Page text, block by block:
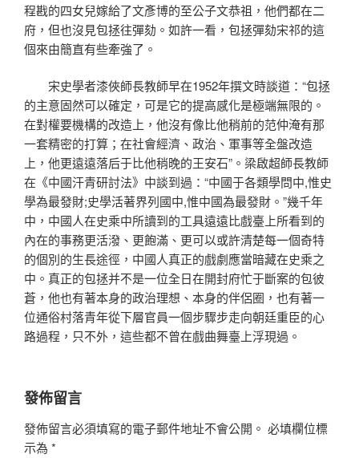
程戡的四女兒嫁給了文彥博的至公子文恭祖，他們都在二
府，但也沒見包拯往彈劾。如許一看，包拯彈劾宋祁的這
個來由簡直有些牽強了。
宋史學者漆俠師長教師早在1952年撰文時談道：“包拯
的主意固然可以確定，可是它的提高感化是極端無限的。
在對權要機構的改造上，他沒有像比他稍前的范仲淹有那
一套精密的打算；在社會經濟、政治、軍事等全盤改造
上，他更遠遠落后于比他稍晚的王安石”。梁啟超師長教師
在《中國汗青研討法》中談到過：“中國于各類學問中,惟史
學為最發財;史學活著界列國中,惟中國為最發財。”幾千年
中，中國人在史乘中所讀到的工具遠遠比戲臺上所看到的
內在的事務更活潑、更飽滿、更可以或許清楚每一個奇特
的個別的生長途徑，中國人真正的戲劇應當暗藏在史乘之
中。真正的包拯并不是一位全日在開封府忙于斷案的包彼
蒼，他也有著本身的政治理想、本身的伴侶圈，也有著一
位通俗村落青年從下層官員一個步驟步走向朝廷重臣的心
路過程，只不外，這些都不曾在戲曲舞臺上浮現過。
發佈留言
發佈留言必須填寫的電子郵件地址不會公開。 必填欄位標
示為 *